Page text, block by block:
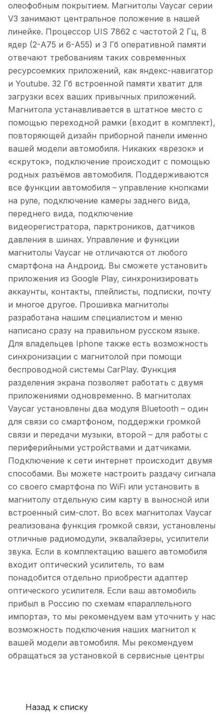
олеофобным покрытием. Магнитолы Vaycar серии
V3 занимают центральное положение в нашей
линейке. Процессор UIS 7862 с частотой 2 Гц, 8
ядер (2-А75 и 6-А55) и 3 Гб оперативной памяти
отвечают требованиям таких современных
ресурсоемких приложений, как яндекс-навигатор
и Youtube. 32 Гб встроенной памяти хватит для
загрузки всех ваших привычных приложений.
Магнитола устанавливается в штатное место с
помощью переходной рамки (входит в комплект),
повторяющей дизайн приборной панели именно
вашей модели автомобиля. Никаких «врезок» и
«скруток», подключение происходит с помощью
родных разъёмов автомобиля. Поддерживаются
все функции автомобиля – управление кнопками
на руле, подключение камеры заднего вида,
переднего вида, подключение
видеорегистратора, парктроников, датчиков
давления в шинах. Управление и функции
магнитолы Vaycar не отличаются от любого
смартфона на Андроид. Вы сможете установить
приложения из Google Play, синхронизировать
аккаунты, контакты, плейлисты, подписки, почту
и многое другое. Прошивка магнитолы
разработана нашим специалистом и меню
написано сразу на правильном русском языке.
Для владельцев Iphone также есть возможность
синхронизации с магнитолой при помощи
беспроводной системы CarPlay. Функция
разделения экрана позволяет работать с двумя
приложениями одновременно. В магнитолах
Vaycar установлены два модуля Bluetooth – один
для связи со смартфоном, поддержки громкой
связи и передачи музыки, второй – для работы с
периферийными устройствами и датчиками.
Подключение к сети интернет происходит двумя
способами. Вы можете настроить раздачу сигнала
со своего смартфона по WiFi или установить в
магнитолу отдельную сим карту в выносной или
встроенный сим-слот. Во всех магнитолах Vaycar
реализована функция громкой связи, установлены
отличные радиомодули, эквалайзеры, усилители
звука. Если в комплектацию вашего автомобиля
входит оптический усилитель, то вам
понадобится отдельно приобрести адаптер
оптического усилителя. Если ваш автомобиль
прибыл в Россию по схемам «параллельного
импорта», то мы рекомендуем вам уточнить у нас
возможность подключения наших магнитол к
вашей модели автомобиля. Мы рекомендуем
обращаться за установкой в сервисные центры
Назад к списку